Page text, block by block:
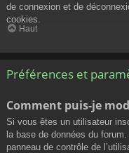
de connexion et de
cookies.
Haut
Préférences et
Comment puis-je
Si vous êtes un utilisateur
la base de données du
panneau de contrôle de